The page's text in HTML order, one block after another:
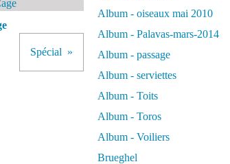
Spécial
Album - oiseaux mai 2010
Album - Palavas-mars-2014
Album - passage
Album - serviettes
Album - Toits
Album - Toros
Album - Voiliers
Brueghel